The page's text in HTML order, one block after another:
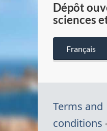
Dépôt
sciences
Français
Terms and
conditions